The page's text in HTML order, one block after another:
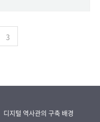
3
디지털 역사관의 구축 배경